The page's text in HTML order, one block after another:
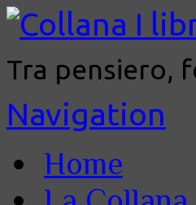
Tra pensiero,
Navigation
Home